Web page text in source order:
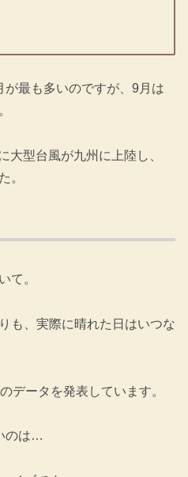
が最も多いのですが、9月は
大型台風が九州に上陸し、
。
て。
も、実際に晴れた日はいつな
データを発表しています。
のは…